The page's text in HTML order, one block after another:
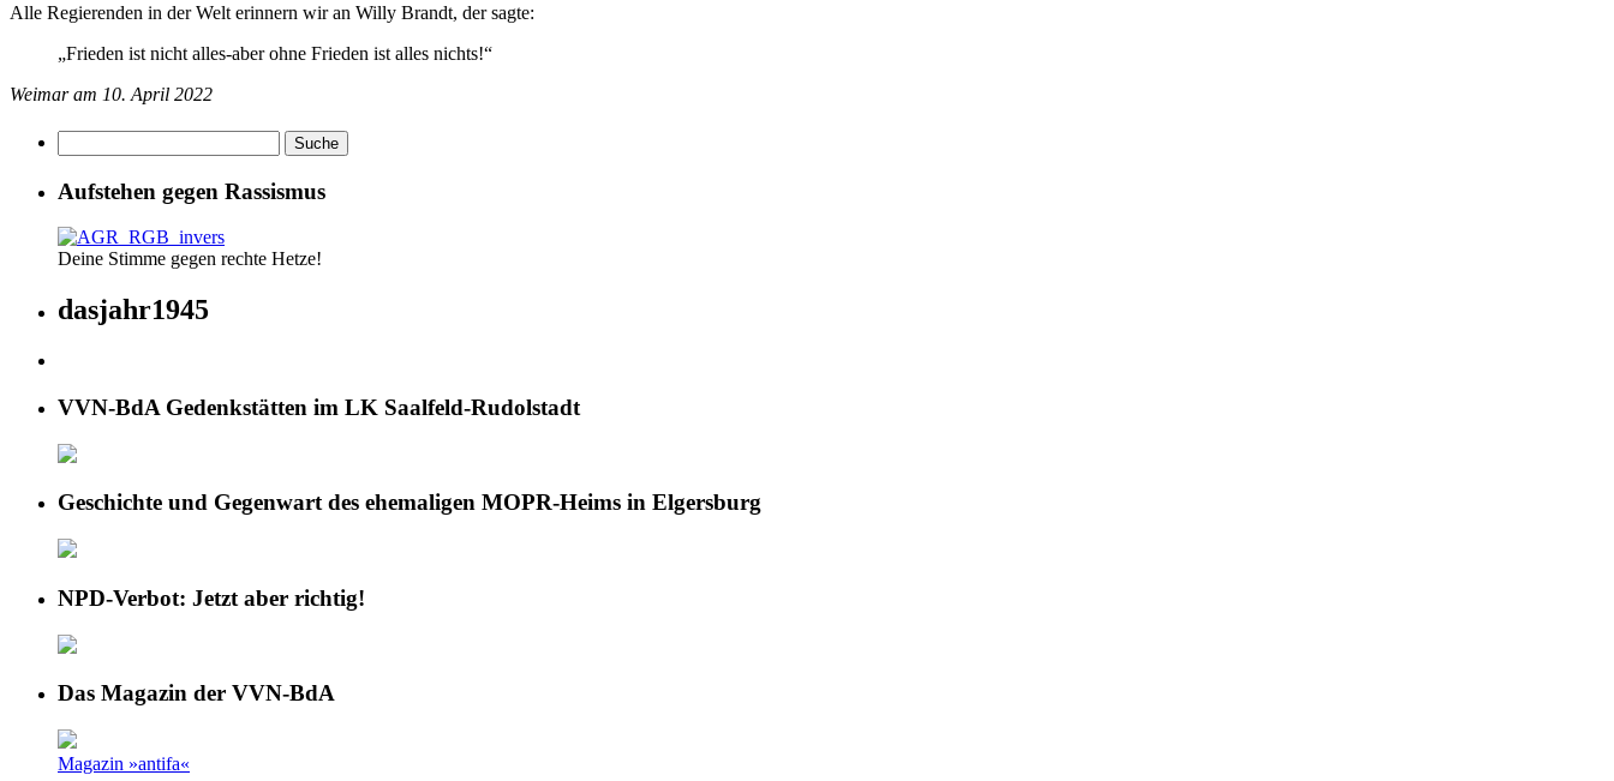
Alle Regierenden in der Welt erinnern wir an Willy Brandt, der sagte:
„Frieden ist nicht alles-aber ohne Frieden ist alles nichts!“
Weimar am 10. April 2022
Aufstehen gegen Rassismus
Deine Stimme gegen rechte Hetze!
dasjahr1945
VVN-BdA Gedenkstätten im LK Saalfeld-Rudolstadt
Geschichte und Gegenwart des ehemaligen MOPR-Heims in Elgersburg
NPD-Verbot: Jetzt aber richtig!
Das Magazin der VVN-BdA
Magazin »antifa«